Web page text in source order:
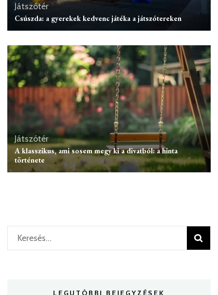
Játszótér
Csúszda: a gyerekek kedvenc játéka a játszótereken
Játszótér
A klasszikus, ami sosem megy ki a divatból: a hinta
története
Keresés:
LEGUTÓBBI BEJEGYZÉSEK